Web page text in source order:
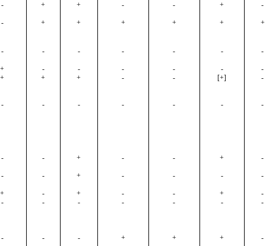
- + + - - + -
- + + + + + +
- - - - - - -
+ - - - - -
-
+ + + - - [+] -
- - - - - - -
- - + - - + -
- - + - - - -
+ - + - - +
-
- - - - - - -
- - - + + + -